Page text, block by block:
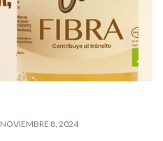
NOVIEMBRE 8, 2024